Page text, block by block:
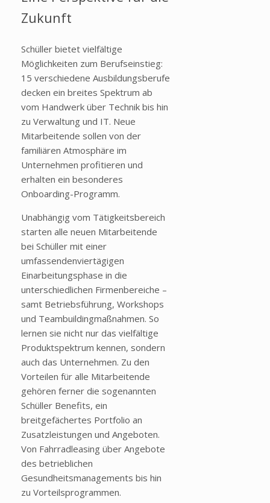
Zukunft
Schüller bietet vielfältige
Möglichkeiten zum Berufseinstieg:
15 verschiedene Ausbildungsberufe
decken ein breites Spektrum ab
vom Handwerk über Technik bis hin
zu Verwaltung und IT. Neue
Mitarbeitende sollen von der
familiären Atmosphäre im
Unternehmen profitieren und
erhalten ein besonderes
Onboarding-Programm.
Unabhängig vom Tätigkeitsbereich
starten alle neuen Mitarbeitende
bei Schüller mit einer
umfassendenviertägigen
Einarbeitungsphase in die
unterschiedlichen Firmenbereiche –
samt Betriebsführung, Workshops
und Teambuildingmaßnahmen. So
lernen sie nicht nur das vielfältige
Produktspektrum kennen, sondern
auch das Unternehmen. Zu den
Vorteilen für alle Mitarbeitende
gehören ferner die sogenannten
Schüller Benefits, ein
breitgefächertes Portfolio an
Zusatzleistungen und Angeboten.
Von Fahrradleasing über Angebote
des betrieblichen
Gesundheitsmanagements bis hin
zu Vorteilsprogrammen.